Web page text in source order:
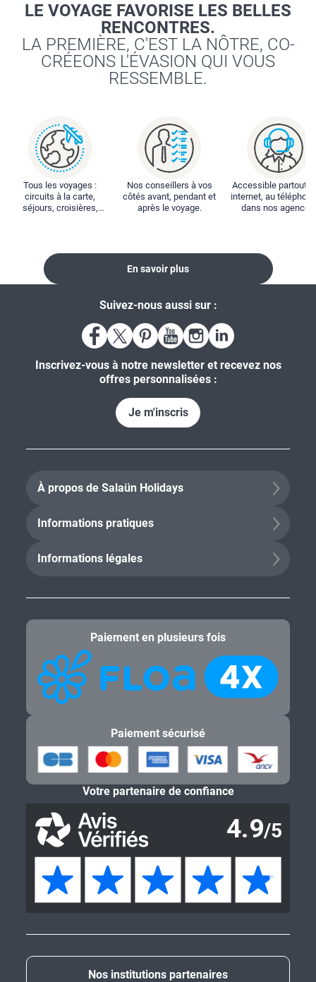
LE VOYAGE FAVORISE LES BELLES
RENCONTRES.
LA PREMIÈRE, C'EST LA NÔTRE, CO-
CRÉEONS L'ÉVASION QUI VOUS
RESSEMBLE.
Tous les voyages :
circuits à la carte,
séjours, croisières,
Nos conseillers à vos
côtés avant, pendant et
après le voyage.
Accessible partout :
internet, au
dans nos agences.
En savoir plus
Suivez-nous aussi sur :
Inscrivez-vous à notre newsletter et recevez nos
offres personnalisées :
Je m'inscris
À propos de Salaün Holidays
Informations pratiques
Informations légales
Nos institutions partenaires
Paiement en plusieurs fois
Paiement sécurisé
Votre partenaire de confiance